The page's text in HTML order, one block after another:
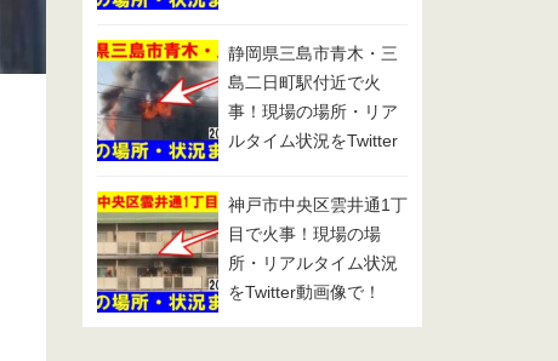
静岡県三島市青木・三
島二日町駅付近で火
事！現場の場所・リア
ルタイム状況をTwitter
神戸市中央区雲井通1丁
目で火事！現場の場
所・リアルタイム状況
をTwitter動画像で！